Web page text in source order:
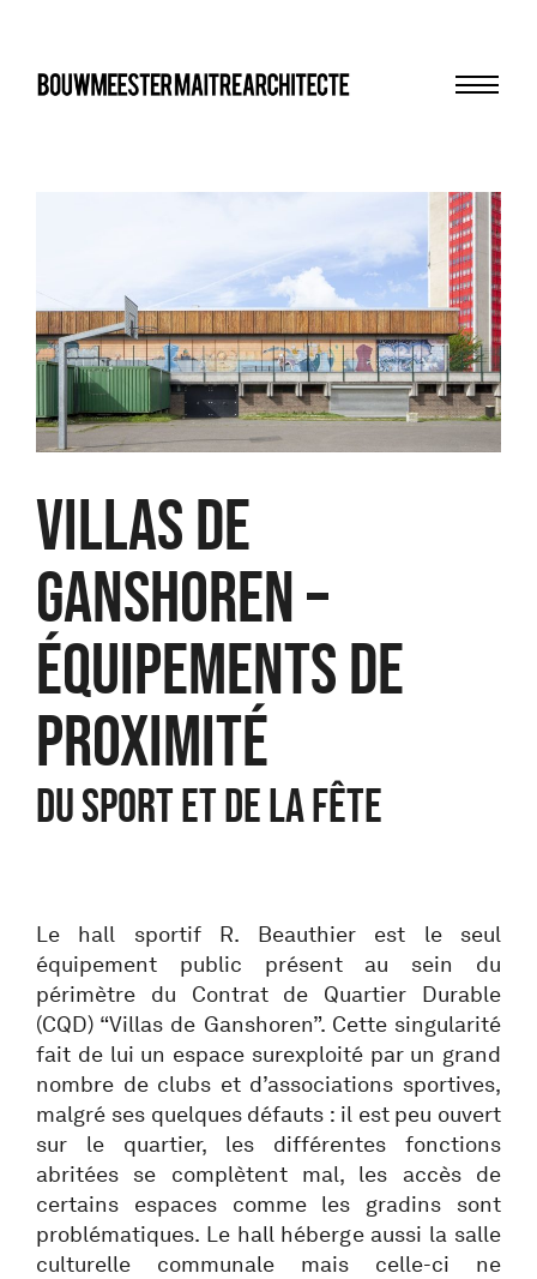
Villas de
Ganshoren –
Équipements de
proximité
DU SPORT ET DE LA FÊTE
Le hall sportif R. Beauthier est le seul
équipement public présent au sein du
périmètre du Contrat de Quartier Durable
(CQD) “Villas de Ganshoren”. Cette singularité
fait de lui un espace surexploité par un grand
nombre de clubs et d’associations sportives,
malgré ses quelques défauts : il est peu ouvert
sur le quartier, les différentes fonctions
abritées se complètent mal, les accès de
certains espaces comme les gradins sont
problématiques. Le hall héberge aussi la salle
culturelle communale mais celle-ci ne